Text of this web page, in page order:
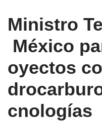
Ministro
México
oyectos
cnologías